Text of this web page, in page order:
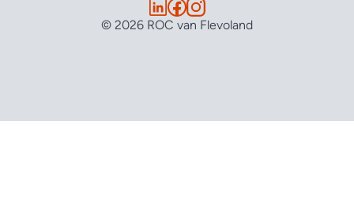
© 2026 ROC van Flevoland